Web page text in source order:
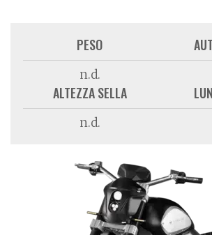
PESO
n.d.
ALTEZZA SELLA
n.d.